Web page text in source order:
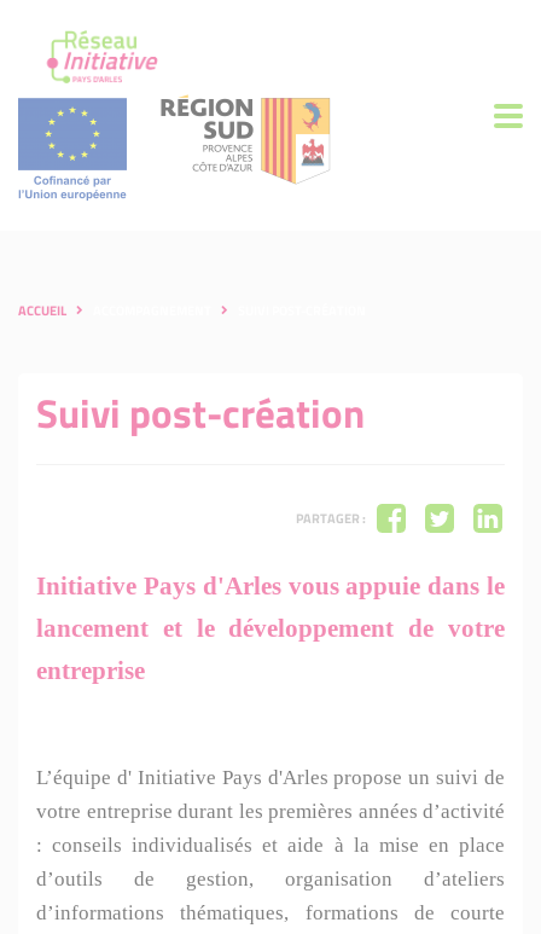
ACCUEIL
Suivi post-création
PARTAGER :
Initiative Pays d'Arles vous appuie dans le
lancement et le développement de votre
entreprise
L’équipe d' Initiative Pays d'Arles propose un suivi de
votre entreprise durant les premières années d’activité
: conseils individualisés et aide à la mise en place
d’outils de gestion, organisation d’ateliers
d’informations thématiques, formations de courte